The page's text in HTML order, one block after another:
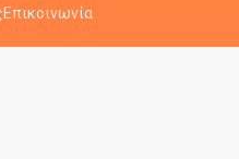
Επικοινωνία